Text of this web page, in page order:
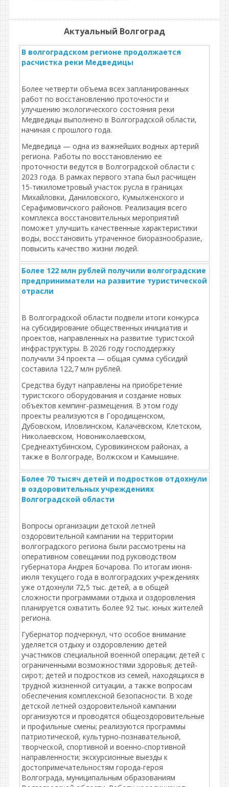
Актуальный Волгоград
В волгоградском регионе продолжается
расчистка реки Медведицы
Более четверти объема всех запланированных
работ по восстановлению проточности и
улучшению экологического состояния реки
Медведицы выполнено в Волгоградской области,
начиная с прошлого года.
Медведица — одна из важнейших водных артерий
региона. Работы по восстановлению ее
проточности ведутся в Волгоградской области с
2023 года. В рамках первого этапа был расчищен
15-тикилометровый участок русла в границах
Михайловки, Даниловского, Кумылженского и
Серафимовичского районов. Реализация всего
комплекса восстановительных мероприятий
поможет улучшить качественные характеристики
воды, восстановить утраченное биоразнообразие,
повысить качество жизни людей.
Более 122 млн рублей получили волгоградские
предприниматели на развитие туристической
отрасли
В Волгоградской области подвели итоги конкурса
на субсидирование общественных инициатив и
проектов, направленных на развитие туристской
инфраструктуры. В 2026 году господдержку
получили 34 проекта — общая сумма субсидий
составила 122,7 млн рублей.
Средства будут направлены на приобретение
туристского оборудования и создание новых
объектов кемпинг‑размещения. В этом году
проекты реализуются в Городищенском,
Дубовском, Иловлинском, Калачёвском, Клетском,
Николаевском, Новониколаевском,
Среднеахтубинском, Суровикинском районах, а
также в Волгограде, Волжском и Камышине.
Более 70 тысяч детей и подростков отдохнули
в оздоровительных учреждениях
Волгоградской области
Вопросы организации детской летней
оздоровительной кампании на территории
волгоградского региона были рассмотрены на
оперативном совещании под руководством
губернатора Андрея Бочарова. По итогам июня-
июля текущего года в волгоградских учреждениях
уже отдохнули 72,5 тыс. детей, а в общей
сложности программами отдыха и оздоровления
планируется охватить более 92 тыс. юных жителей
региона.
Губернатор подчеркнул, что особое внимание
уделяется отдыху и оздоровлению детей
участников специальной военной операции; детей с
ограниченными возможностями здоровья; детей-
сирот; детей и подростков из семей, находящихся в
трудной жизненной ситуации, а также вопросам
обеспечения комплексной безопасности. В ходе
детской летней оздоровительной кампании
организуются и проводятся общеоздоровительные
и профильные смены; реализуются программы
патриотической, культурно-познавательной,
творческой, спортивной и военно-спортивной
направленности; экскурсионные выезды к
достопримечательностям города-героя
Волгограда, муниципальным образованиям